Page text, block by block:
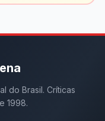
do Brasil. Críticas
1998.